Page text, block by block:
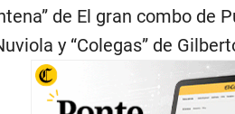
de El gran combo de
y “Colegas” de